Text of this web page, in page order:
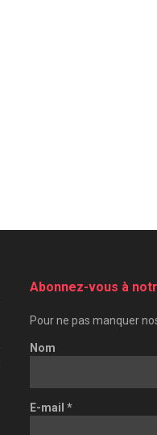
Abonnez-vous à
Pour ne pas manquer
Nom
E-mail *